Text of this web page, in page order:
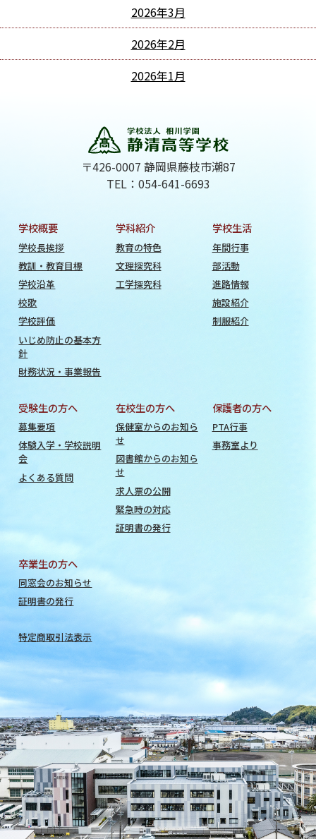
2026年3月
2026年2月
2026年1月
〒426-0007 静岡県藤枝市潮87
TEL：054-641-6693
学校概要
学校長挨拶
教訓・教育目標
学校沿革
校歌
学校評価
いじめ防止の基本方
針
財務状況・事業報告
学科紹介
教育の特色
文理探究科
工学探究科
学校生活
年間行事
部活動
進路情報
施設紹介
制服紹介
受験生の方へ
募集要項
体験入学・学校説明
会
よくある質問
在校生の方へ
保健室からのお知ら
せ
図書館からのお知ら
せ
求人票の公開
緊急時の対応
証明書の発行
保護者の方へ
PTA行事
事務室より
卒業生の方へ
同窓会のお知らせ
証明書の発行
特定商取引法表示